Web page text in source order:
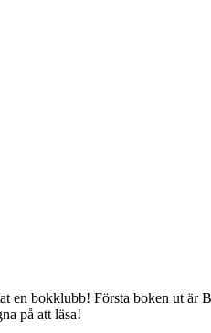
en bokklubb! Första boken ut är
på att läsa!